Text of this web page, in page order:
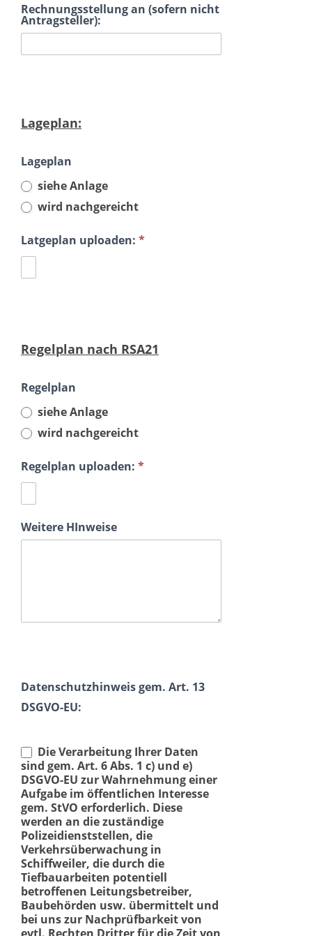
Rechnungsstellung an (sofern nicht
Antragsteller):
Lageplan:
Lageplan
siehe Anlage
wird nachgereicht
Latgeplan uploaden: *
Regelplan nach RSA21
Regelplan
siehe Anlage
wird nachgereicht
Regelplan uploaden: *
Weitere HInweise
Datenschutzhinweis gem. Art. 13
DSGVO-EU:
Die Verarbeitung Ihrer Daten
sind gem. Art. 6 Abs. 1 c) und e)
DSGVO-EU zur Wahrnehmung einer
Aufgabe im öffentlichen Interesse
gem. StVO erforderlich. Diese
werden an die zuständige
Polizeidienststellen, die
Verkehrsüberwachung in
Schiffweiler, die durch die
Tiefbauarbeiten potentiell
betroffenen Leitungsbetreiber,
Baubehörden usw. übermittelt und
bei uns zur Nachprüfbarkeit von
evtl. Rechten Dritter für die Zeit von